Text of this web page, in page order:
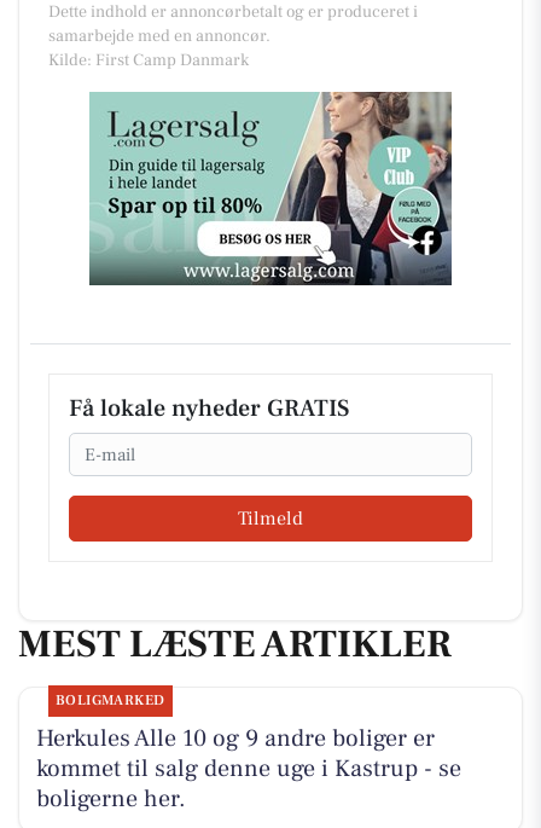
Dette indhold er annoncørbetalt og er produceret i
samarbejde med en annoncør.
Kilde: First Camp Danmark
Få lokale nyheder GRATIS
Email
Tilmeld
MEST LÆSTE ARTIKLER
BOLIGMARKED
Herkules Alle 10 og 9 andre boliger er
kommet til salg denne uge i Kastrup - se
boligerne her.